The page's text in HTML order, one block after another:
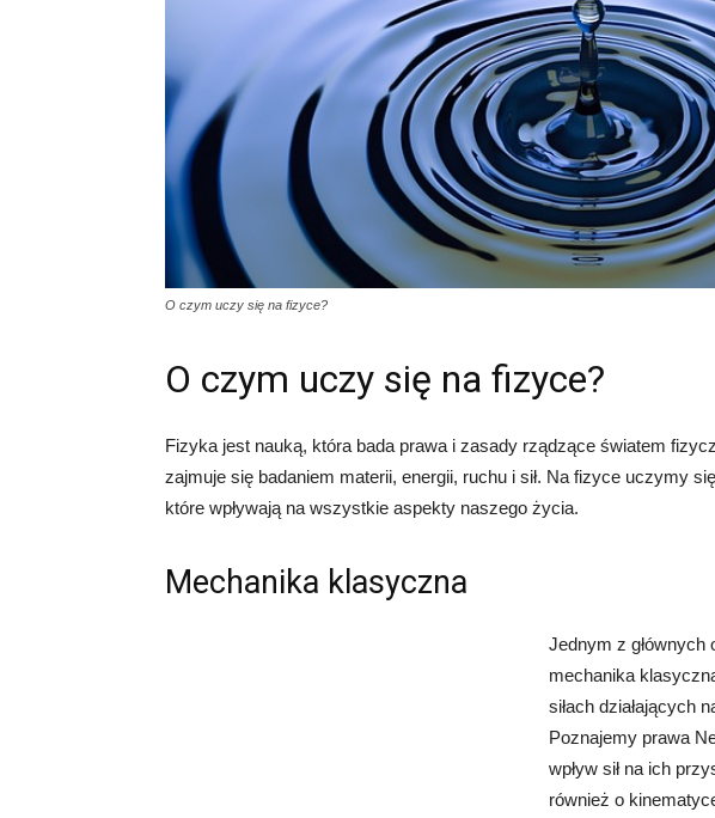
O czym uczy się na fizyce?
O czym uczy się na fizyce?
Fizyka jest nauką, która bada prawa i zasady rządzące światem
zajmuje się badaniem materii, energii, ruchu i sił. Na fizyce uczymy
które wpływają na wszystkie aspekty naszego życia.
Mechanika klasyczna
Jednym z głównych
mechanika
siłach działających
Poznajemy prawa
wpływ sił na ich
również o